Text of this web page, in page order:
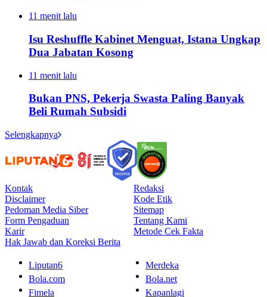
11 menit lalu
Isu Reshuffle Kabinet Menguat, Istana Ungkap
Dua Jabatan Kosong
11 menit lalu
Bukan PNS, Pekerja Swasta Paling Banyak
Beli Rumah Subsidi
Selengkapnya
Kontak
Redaksi
Disclaimer
Kode Etik
Pedoman Media Siber
Sitemap
Form Pengaduan
Tentang Kami
Karir
Metode Cek Fakta
Hak Jawab dan Koreksi Berita
Liputan6
Merdeka
Bola.com
Bola.net
Fimela
Kapanlagi